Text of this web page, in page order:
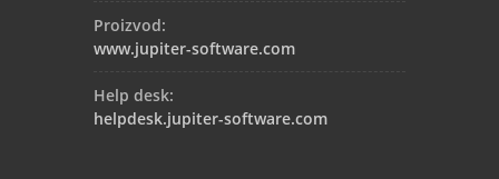
Proizvod:
www.jupiter-software.com
Help desk:
helpdesk.jupiter-software.com